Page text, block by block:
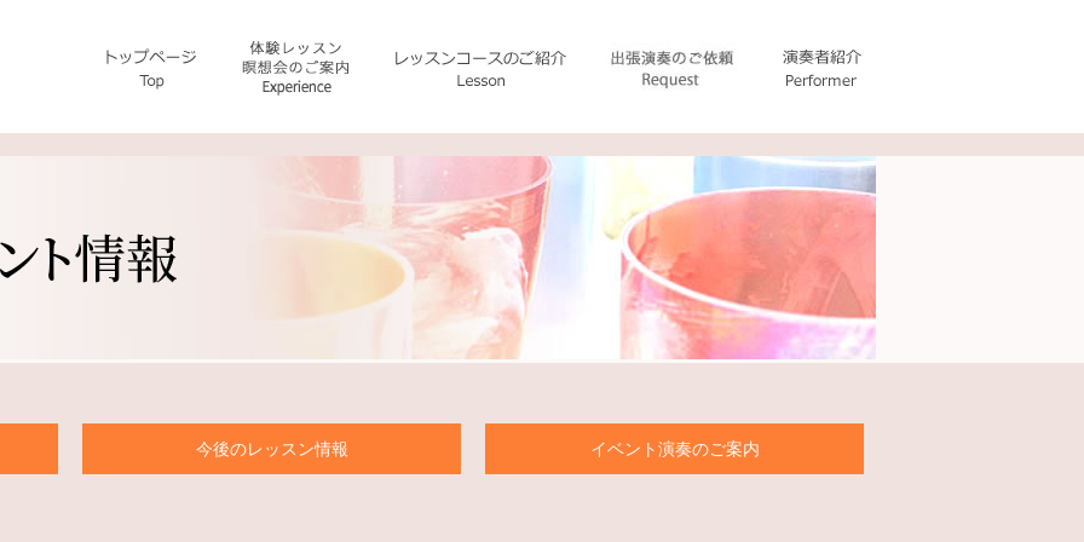
今後のレッスン情報 イベント演奏のご案内